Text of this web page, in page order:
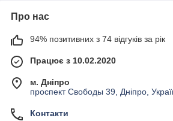
Про нас
94% позитивних з 74 відгуків за рік
Працює з 10.02.2020
м. Дніпро
проспект Свободы 39, Дніпро,
Контакти